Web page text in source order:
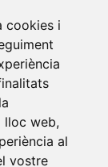
cookies i
lloc web,
al
vostre
d'Alacant
de
•Universitat
Girona